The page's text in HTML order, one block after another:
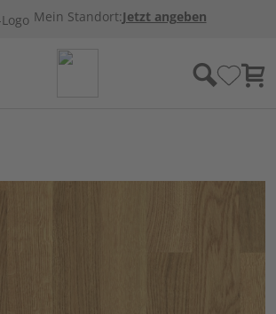
Mein Standort:Jetzt angeben